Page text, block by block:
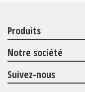
Produits
Notre société
Suivez-nous